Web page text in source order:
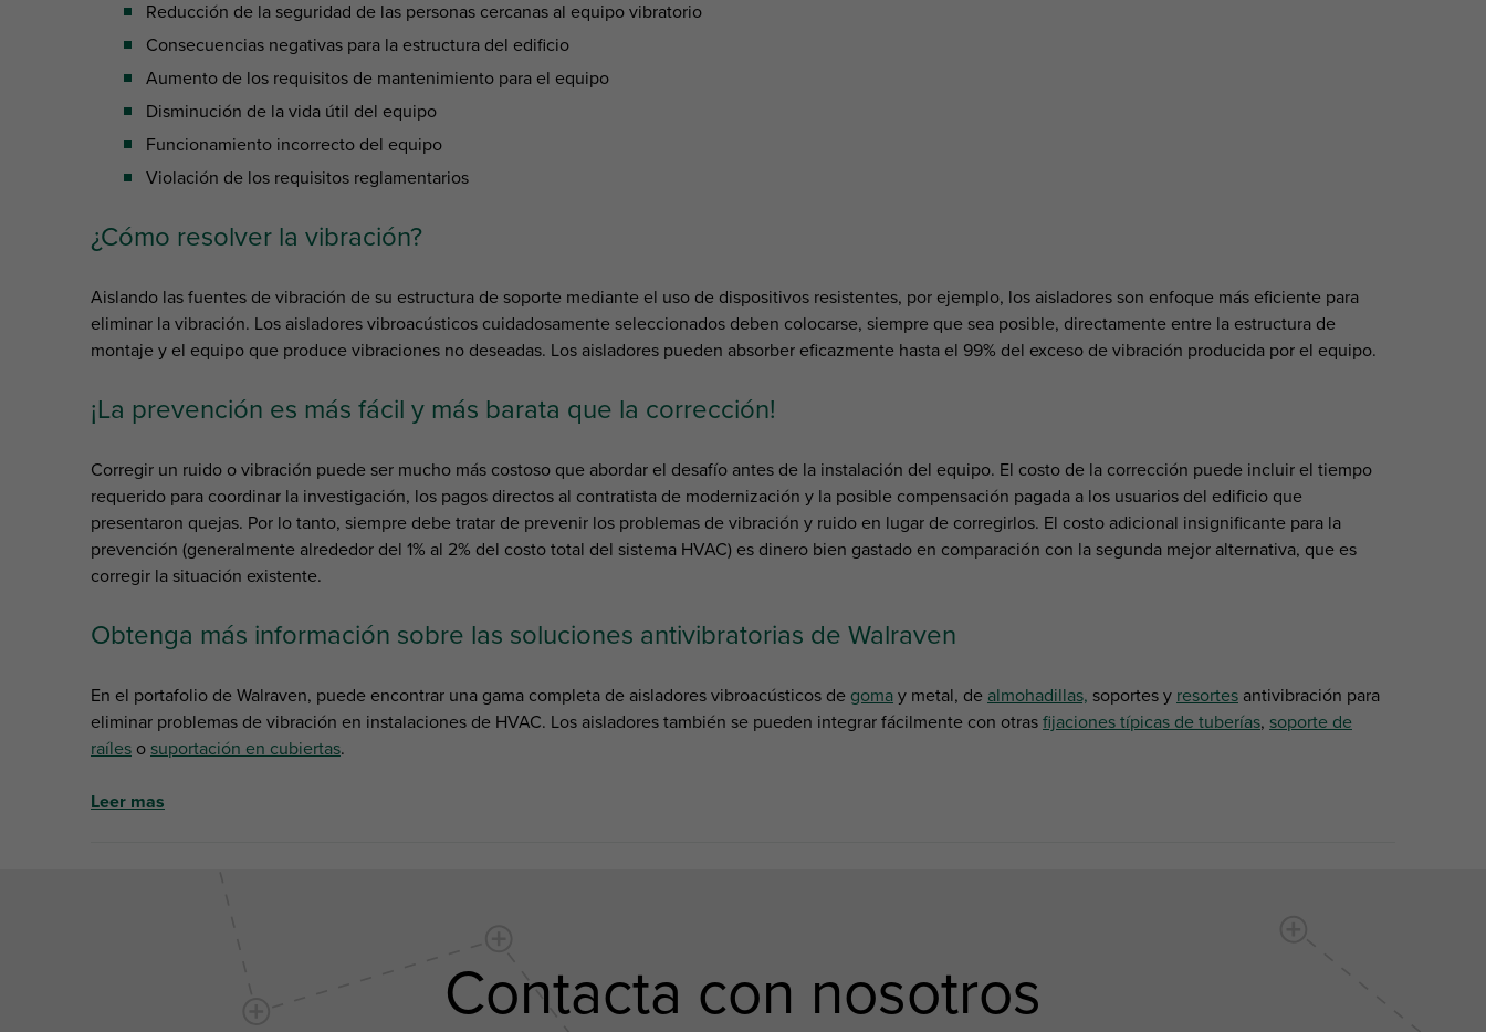
Reducción de la seguridad de las personas cercanas al equipo vibratorio
Consecuencias negativas para la estructura del edificio
Aumento de los requisitos de mantenimiento para el equipo
Disminución de la vida útil del equipo
Funcionamiento incorrecto del equipo
Violación de los requisitos reglamentarios
¿Cómo resolver la vibración?
Aislando las fuentes de vibración de su estructura de soporte mediante el uso de dispositivos resistentes, por ejemplo, los aisladores son enfoque más eficiente para
eliminar la vibración. Los aisladores vibroacústicos cuidadosamente seleccionados deben colocarse, siempre que sea posible, directamente entre la estructura de
montaje y el equipo que produce vibraciones no deseadas. Los aisladores pueden absorber eficazmente hasta el 99% del exceso de vibración producida por el equipo.
¡La prevención es más fácil y más barata que la corrección!
Corregir un ruido o vibración puede ser mucho más costoso que abordar el desafío antes de la instalación del equipo. El costo de la corrección puede incluir el tiempo
requerido para coordinar la investigación, los pagos directos al contratista de modernización y la posible compensación pagada a los usuarios del edificio que
presentaron quejas. Por lo tanto, siempre debe tratar de prevenir los problemas de vibración y ruido en lugar de corregirlos. El costo adicional insignificante para la
prevención (generalmente alrededor del 1% al 2% del costo total del sistema HVAC) es dinero bien gastado en comparación con la segunda mejor alternativa, que es
corregir la situación existente.
Obtenga más información sobre las soluciones antivibratorias de Walraven
En el portafolio de Walraven, puede encontrar una gama completa de aisladores vibroacústicos de goma y metal, de almohadillas, soportes y resortes antivibración para
eliminar problemas de vibración en instalaciones de HVAC. Los aisladores también se pueden integrar fácilmente con otras fijaciones típicas de tuberías, soporte de
raíles o suportación en cubiertas.
Leer mas
Contacta con nosotros